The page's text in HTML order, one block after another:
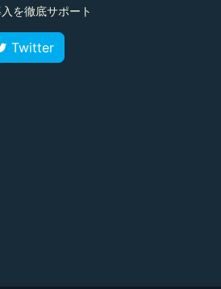
を徹底サポート
Twitter